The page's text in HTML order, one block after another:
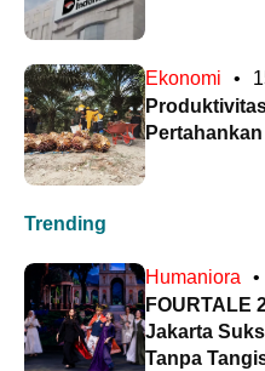
Ekonomi •
Trending
Humaniora •
FOURTALE
Jakarta
Tanpa